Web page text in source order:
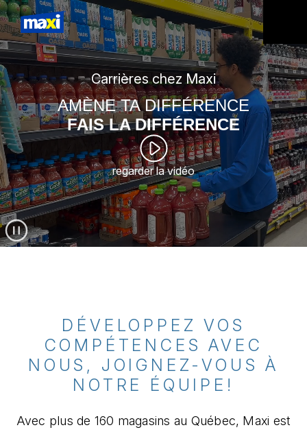
Carrières chez Maxi
AMÈNE TA DIFFÉRENCE
FAIS LA DIFFÉRENCE
regarder la vidéo
DÉVELOPPEZ VOS
COMPÉTENCES AVEC
NOUS, JOIGNEZ-VOUS À
NOTRE ÉQUIPE!
Avec plus de 160 magasins au Québec, Maxi est